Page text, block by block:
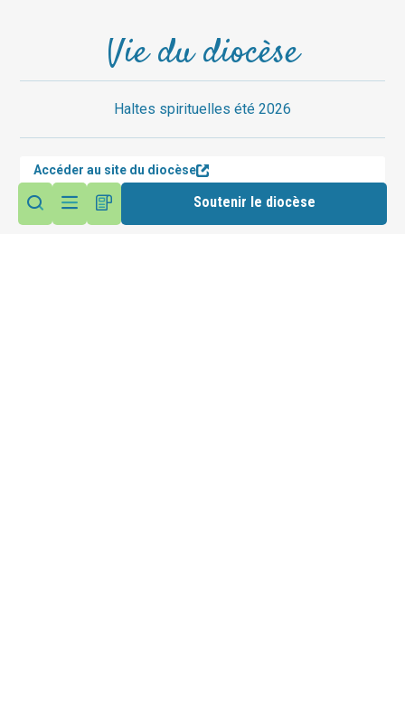
Soutenir le diocèse
Vie du diocèse
Haltes spirituelles été 2026
Accéder au site du diocèse
Suivez nous sur les réseaux